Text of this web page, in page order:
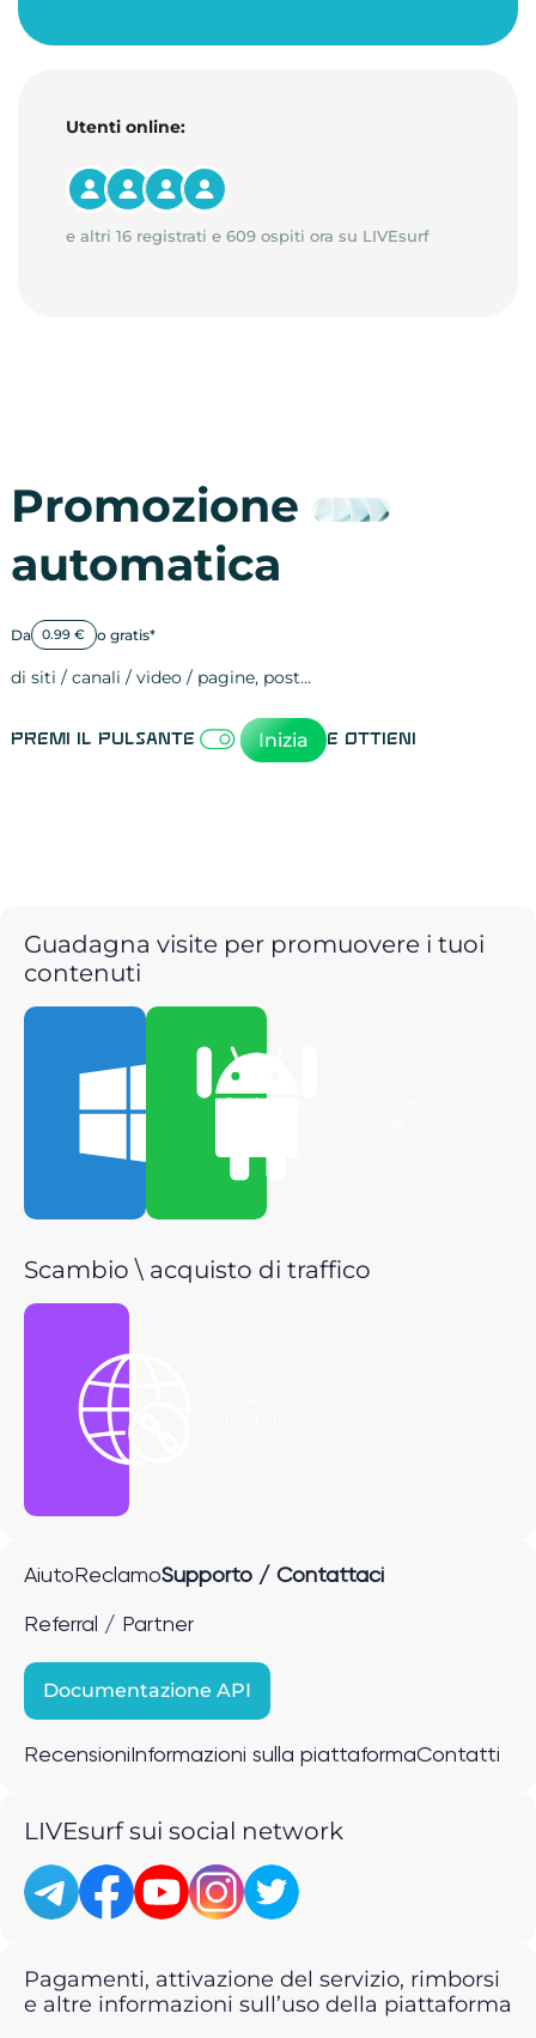
Utenti online:
e altri 16 registrati e 609 ospiti ora su LIVEsurf
Promozione
automatica
Da 0.99 € o gratis*
di siti / canali / video / pagine, post…
Premi il pulsante Inizia e ottieni
Guadagna visite per promuovere i tuoi
contenuti
Scarica per
Scambio \ acquisto di traffico
Aiuto ReclamoSupporto / Contattaci
Referral / Partner
Documentazione API
Recensioni Informazioni sulla piattaformaContatti
LIVEsurf sui social network
Pagamenti, attivazione del servizio, rimborsi
e altre informazioni sull’uso della piattaforma